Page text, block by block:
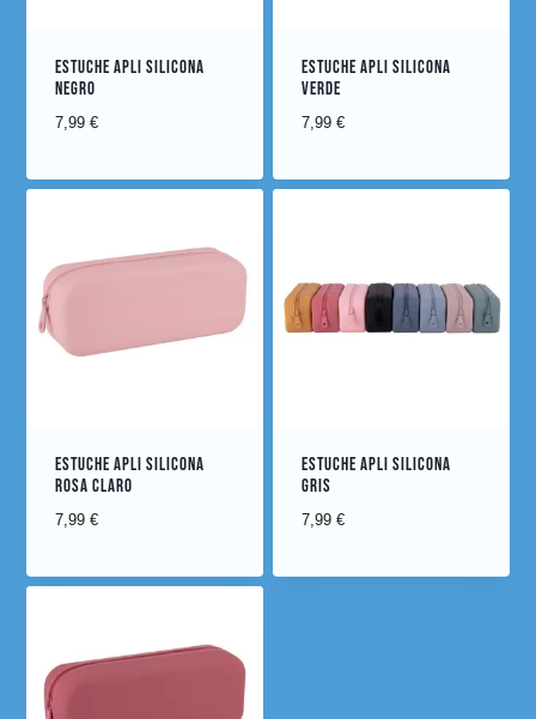
ESTUCHE APLI SILICONA
NEGRO
7,99 €
ESTUCHE APLI SILICONA
VERDE
7,99 €
ESTUCHE APLI SILICONA
ROSA CLARO
7,99 €
ESTUCHE APLI SILICONA
GRIS
7,99 €